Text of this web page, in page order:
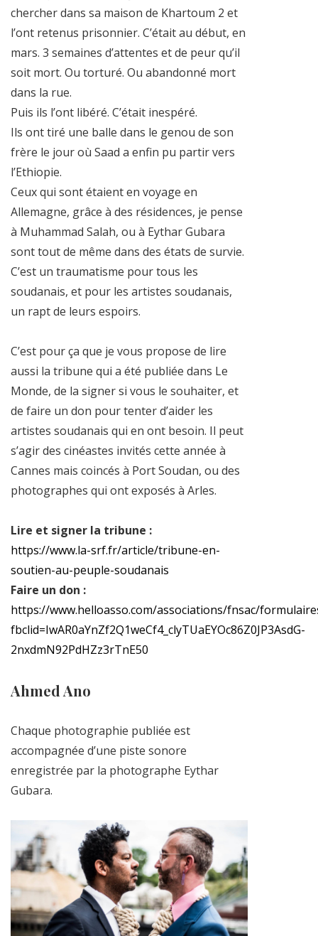
chercher dans sa maison de Khartoum 2 et
l’ont retenus prisonnier. C’était au début, en
mars. 3 semaines d’attentes et de peur qu’il
soit mort. Ou torturé. Ou abandonné mort
dans la rue.
Puis ils l’ont libéré. C’était inespéré.
Ils ont tiré une balle dans le genou de son
frère le jour où Saad a enfin pu partir vers
l’Ethiopie.
Ceux qui sont étaient en voyage en
Allemagne, grâce à des résidences, je pense
à Muhammad Salah, ou à Eythar Gubara
sont tout de même dans des états de survie.
C’est un traumatisme pour tous les
soudanais, et pour les artistes soudanais,
un rapt de leurs espoirs.
C’est pour ça que je vous propose de lire
aussi la tribune qui a été publiée dans Le
Monde, de la signer si vous le souhaiter, et
de faire un don pour tenter d’aider les
artistes soudanais qui en ont besoin. Il peut
s’agir des cinéastes invités cette année à
Cannes mais coincés à Port Soudan, ou des
photographes qui ont exposés à Arles.
Lire et signer la tribune :
https://www.la-srf.fr/article/tribune-en-
soutien-au-peuple-soudanais
Faire un don :
https://www.helloasso.com/associations/fnsac/
fbclid=IwAR0aYnZf2Q1weCf4_clyTUaEYOc86Z0JP3AsdG-
2nxdmN92PdHZz3rTnE50
Ahmed Ano
Chaque photographie publiée est
accompagnée d’une piste sonore
enregistrée par la photographe Eythar
Gubara.